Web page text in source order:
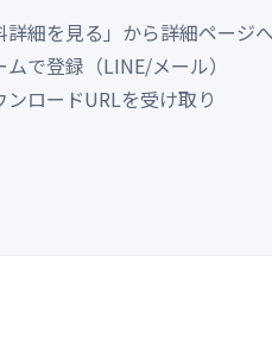
詳細を見る」から詳細ページへ
で登録（LINE/メール）
ンロードURLを受け取り